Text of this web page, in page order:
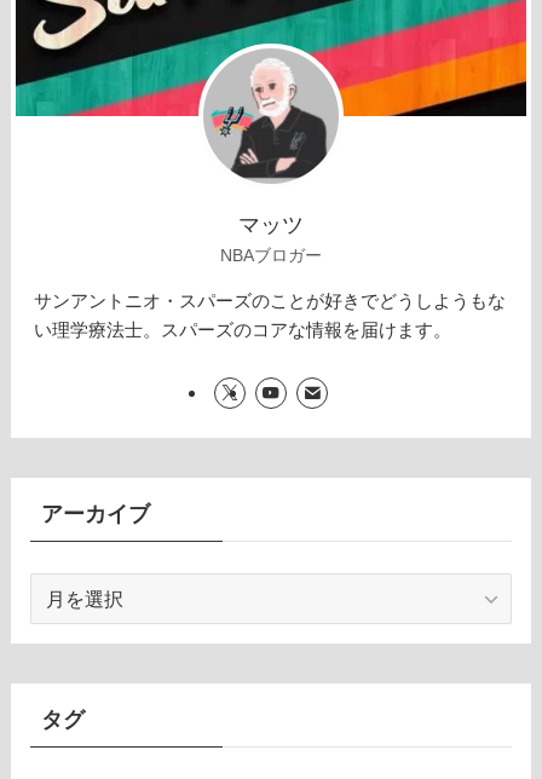
マッツ
NBAブロガー
サンアントニオ・スパーズのことが好きでどうしようもな
い理学療法士。スパーズのコアな情報を届けます。
アーカイブ
カ
タグ